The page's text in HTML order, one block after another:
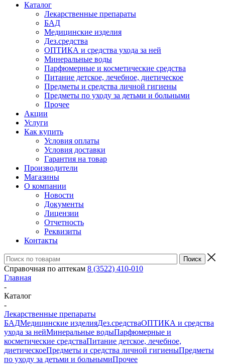
Каталог
Лекарственные препараты
БАД
Медицинские изделия
Дез.средства
ОПТИКА и средства ухода за ней
Минеральные воды
Парфюмерные и косметические средства
Питание детское, лечебное, диетическое
Предметы и средства личной гигиены
Предметы по уходу за детьми и больными
Прочее
Акции
Услуги
Как купить
Условия оплаты
Условия доставки
Гарантия на товар
Производители
Магазины
О компании
Новости
Документы
Лицензии
Отчетность
Реквизиты
Контакты
Справочная по аптекам 8 (3522) 410-010
Главная
-
Каталог
-
Лекарственные препараты
БАДМедицинские изделияДез.средстваОПТИКА и средства
ухода за нейМинеральные водыПарфюмерные и
косметические средстваПитание детское, лечебное,
диетическоеПредметы и средства личной гигиеныПредметы
по уходу за детьми и больнымиПрочее